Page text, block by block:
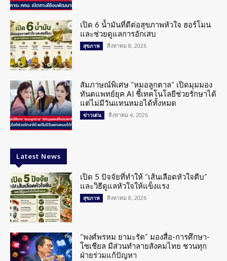
เปิด 6 น้ำมันที่ดีต่อสุขภาพหัวใจ ฮอร์โมน
และช่วยดูแลการอักเสบ
สุขภาพ สิงหาคม 8, 2026
สัมภาษณ์พิเศษ “หมอลูกตาล” เปิดมุมมอง
ทันตแพทย์ยุค AI ชี้เทคโนโลยีช่วยรักษาได้
แต่ไม่มีวันแทนหมอได้ทั้งหมด
ข่าวเด่น สิงหาคม 4, 2026
Latest News
เปิด 5 ปัจจัยที่ทำให้ “เส้นเลือดหัวใจตีบ”
และวิธีดูแลหัวใจให้แข็งแรง
สุขภาพ สิงหาคม 8, 2026
“พงศ์พรหม ยามะรัต” มองสื่อ-การศึกษา-
โซเชียล มีส่วนทำลายสังคมไทย ชวนทุก
ฝ่ายร่วมแก้ปัญหา